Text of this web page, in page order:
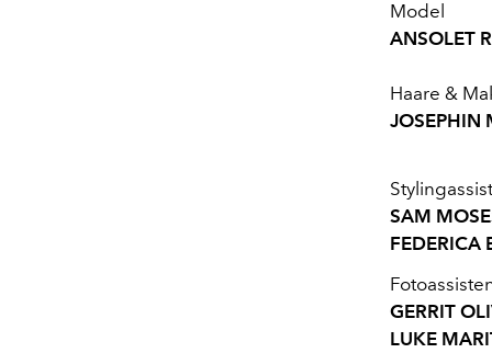
Model
ANSOLET R
Haare &
JOSEPHIN
SAM
FEDERICA
GERRIT
LUKE